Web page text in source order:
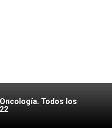
Todos los